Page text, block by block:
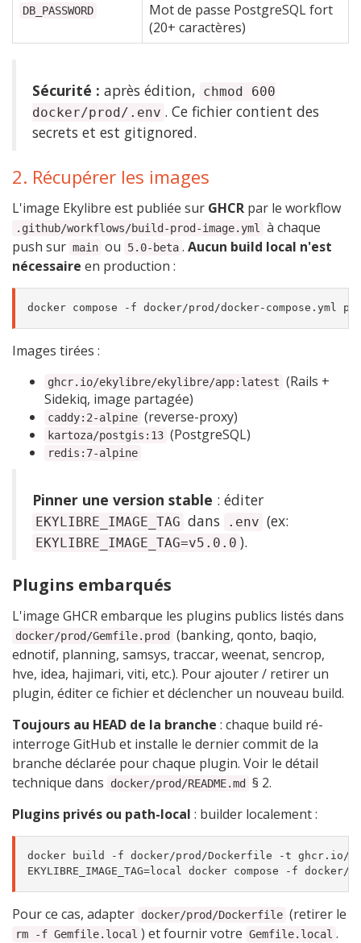
DB_PASSWORD
Mot de passe PostgreSQL fort
(20+ caractères)
Sécurité : après édition, chmod 600
docker/prod/.env . Ce fichier contient des
secrets et est gitignored.
2. Récupérer les images
L'image Ekylibre est publiée sur GHCR par le workflow
.github/workflows/build-prod-image.yml
à chaque
push sur main ou 5.0-beta . Aucun build local n'est
nécessaire en production :
Images tirées :
ghcr.io/ekylibre/ekylibre/app:latest (Rails +
Sidekiq, image partagée)
caddy:2-alpine (reverse-proxy)
kartoza/postgis:13 (PostgreSQL)
redis:7-alpine
Pinner une version stable : éditer
EKYLIBRE_IMAGE_TAG dans .env (ex:
EKYLIBRE_IMAGE_TAG=v5.0.0 ).
Plugins embarqués
L'image GHCR embarque les plugins publics listés dans
docker/prod/Gemfile.prod
(banking, qonto, baqio,
ednotif, planning, samsys, traccar, weenat, sencrop,
hve, idea, hajimari, viti, etc.). Pour ajouter / retirer un
plugin, éditer ce fichier et déclencher un nouveau build.
Toujours au HEAD de la branche : chaque build ré-
interroge GitHub et installe le dernier commit de la
branche déclarée pour chaque plugin. Voir le détail
technique dans
docker/prod/README.md
§ 2.
Plugins privés ou path-local : builder localement :
docker build -f docker/prod/Dockerfile -t ghcr.io/
Pour ce cas, adapter docker/prod/Dockerfile (retirer le
rm -f Gemfile.local ) et fournir votre Gemfile.local .